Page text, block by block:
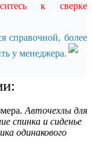
к сверке
справочной, более
у менеджера.
Авточехлы для
спинка и сиденье
одинакового